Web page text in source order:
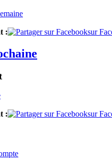
: sur
: sur